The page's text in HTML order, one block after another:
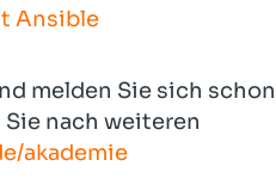
Ansible
melden Sie sich schon
nach weiteren
akademie